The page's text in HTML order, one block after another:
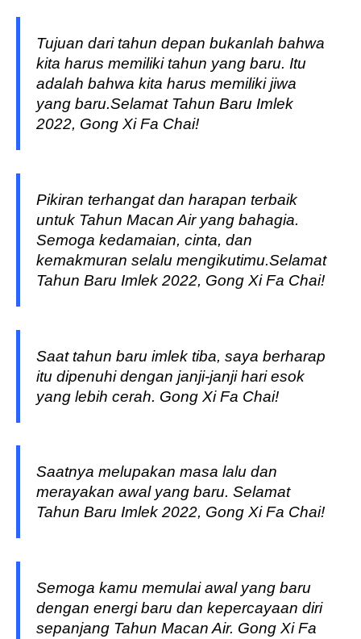
Tujuan dari tahun depan bukanlah bahwa
kita harus memiliki tahun yang baru. Itu
adalah bahwa kita harus memiliki jiwa
yang baru.Selamat Tahun Baru Imlek
2022, Gong Xi Fa Chai!
Pikiran terhangat dan harapan terbaik
untuk Tahun Macan Air yang bahagia.
Semoga kedamaian, cinta, dan
kemakmuran selalu mengikutimu.Selamat
Tahun Baru Imlek 2022, Gong Xi Fa Chai!
Saat tahun baru imlek tiba, saya berharap
itu dipenuhi dengan janji-janji hari esok
yang lebih cerah. Gong Xi Fa Chai!
Saatnya melupakan masa lalu dan
merayakan awal yang baru. Selamat
Tahun Baru Imlek 2022, Gong Xi Fa Chai!
Semoga kamu memulai awal yang baru
dengan energi baru dan kepercayaan diri
sepanjang Tahun Macan Air. Gong Xi Fa